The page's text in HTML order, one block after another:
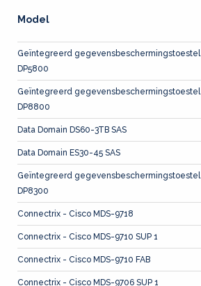
Model
Geïntegreerd gegevensbeschermingstoestel
DP5800
Geïntegreerd gegevensbeschermingstoestel
DP8800
Data Domain DS60-3TB SAS
Data Domain ES30-45 SAS
Geïntegreerd gegevensbeschermingstoestel
DP8300
Connectrix - Cisco MDS-9718
Connectrix - Cisco MDS-9710 SUP 1
Connectrix - Cisco MDS-9710 FAB
Connectrix - Cisco MDS-9706 SUP 1